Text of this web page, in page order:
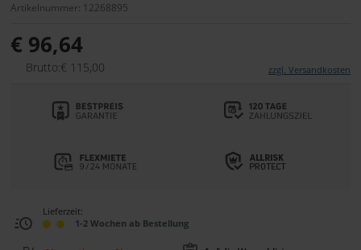
Artikelnummer: 12268895
€ 96,64
Brutto:€ 115,00 zzgl. Versandkosten
Lieferzeit:
1-2 Wochen ab Bestellung